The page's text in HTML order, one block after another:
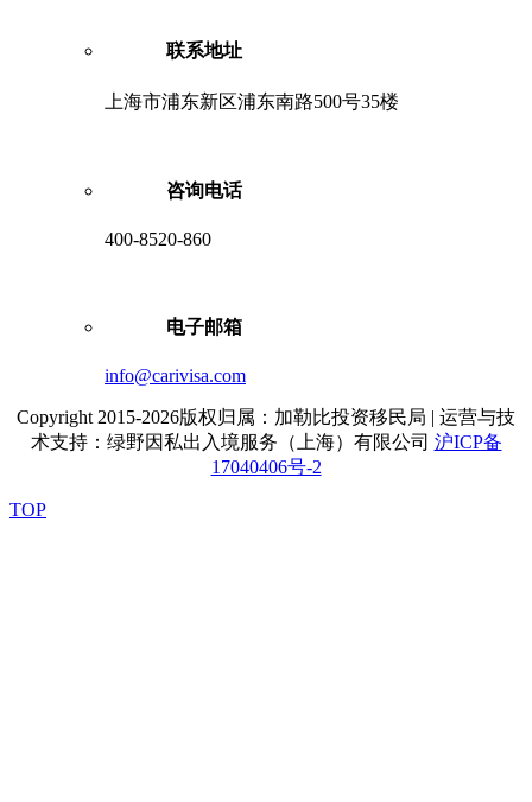
联系地址
上海市浦东新区浦东南路500号35楼
咨询电话
400-8520-860
电子邮箱
info@carivisa.com
Copyright 2015-2026版权归属：加勒比投资移民局 | 运营与技
术支持：绿野因私出入境服务（上海）有限公司 沪ICP备
17040406号-2
TOP